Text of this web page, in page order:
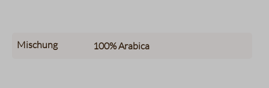
Mischung 100%Arabica